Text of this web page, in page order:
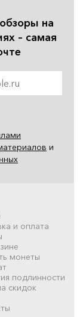
на
– самая
и
и оплата
монеты
подлинности
скидок